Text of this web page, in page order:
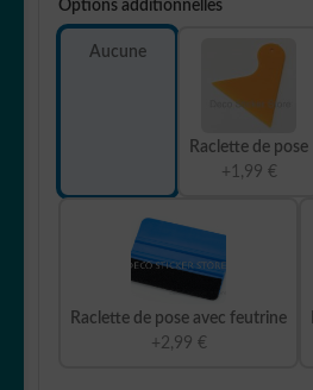
Options additionnelles
Aucune
Raclette de pose
+1,99 €
Raclette de pose avec feutrine
+2,99 €